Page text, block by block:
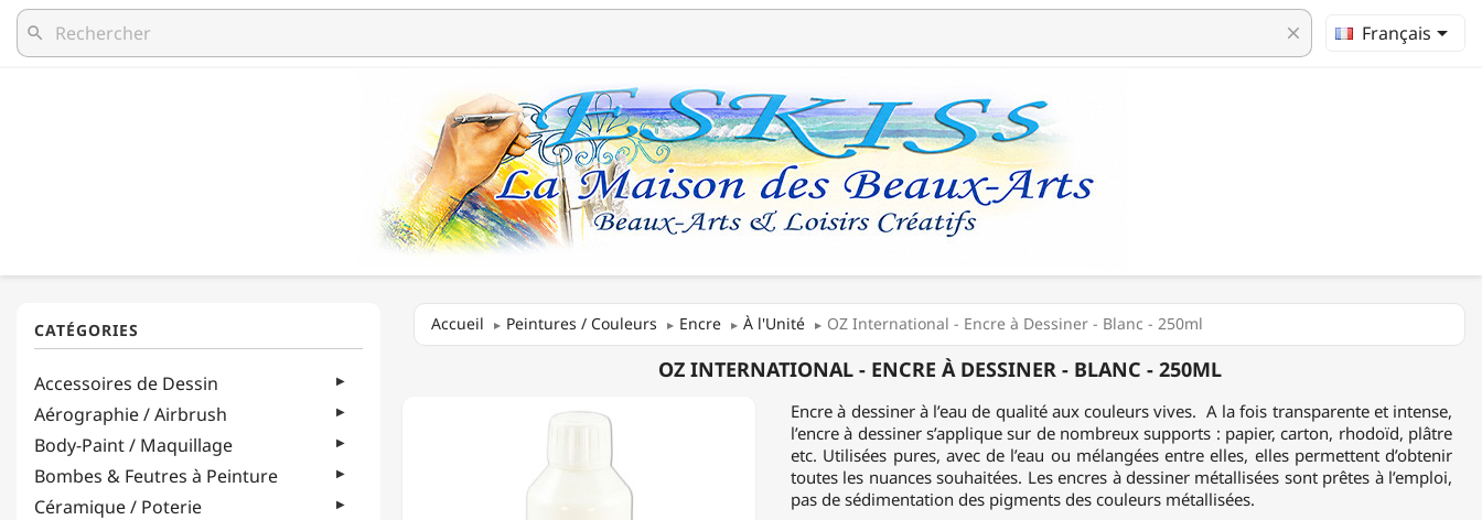
search clear Français
Accessoires de Dessin
Aérographie / Airbrush
Body-Paint / Maquillage
Bombes & Feutres à Peinture
Céramique / Poterie
Accueil Peintures / Couleurs Encre À l'Unité OZ International - Encre à Dessiner - Blanc - 250ml
OZ INTERNATIONAL - ENCRE À DESSINER - BLANC - 250ML
Encre à dessiner à l’eau de qualité aux couleurs vives. A la fois transparente et intense,
l’encre à dessiner s’applique sur de nombreux supports : papier, carton, rhodoïd, plâtre
etc. Utilisées pures, avec de l’eau ou mélangées entre elles, elles permettent d’obtenir
toutes les nuances souhaitées. Les encres à dessiner métallisées sont prêtes à l’emploi,
pas de sédimentation des pigments des couleurs métallisées.